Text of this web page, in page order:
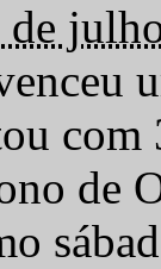
com
de